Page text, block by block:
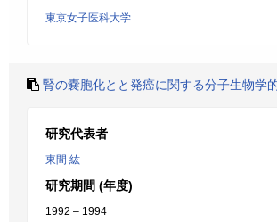
東京女子医科大学
腎の嚢胞化とと発癌に関する分子生物学
研究代表者
東間 紘
研究期間 (年度)
1992 – 1994